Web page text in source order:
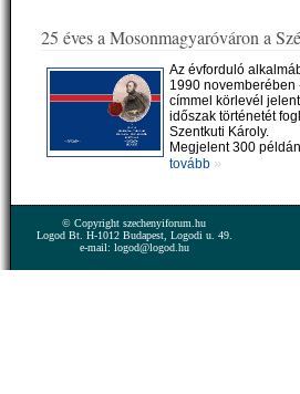
25 éves a Mosonmagyaróváron a
Az évforduló
1990
címmel körlevél
időszak történetét
Szentkuti Károly.
Megjelent 300
tovább »
© Copyright szechenyiforum.hu
Logod Bt. H-1012 Budapest, Logodi u. 49.
e-mail: logod@logod.hu